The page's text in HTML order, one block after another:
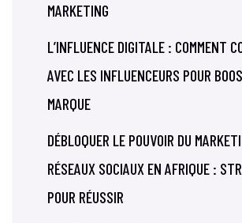
MARKETING
L’INFLUENCE DIGITALE : COMMENT
AVEC LES INFLUENCEURS POUR
MARQUE
DÉBLOQUER LE POUVOIR DU
RÉSEAUX SOCIAUX EN AFRIQUE :
POUR RÉUSSIR